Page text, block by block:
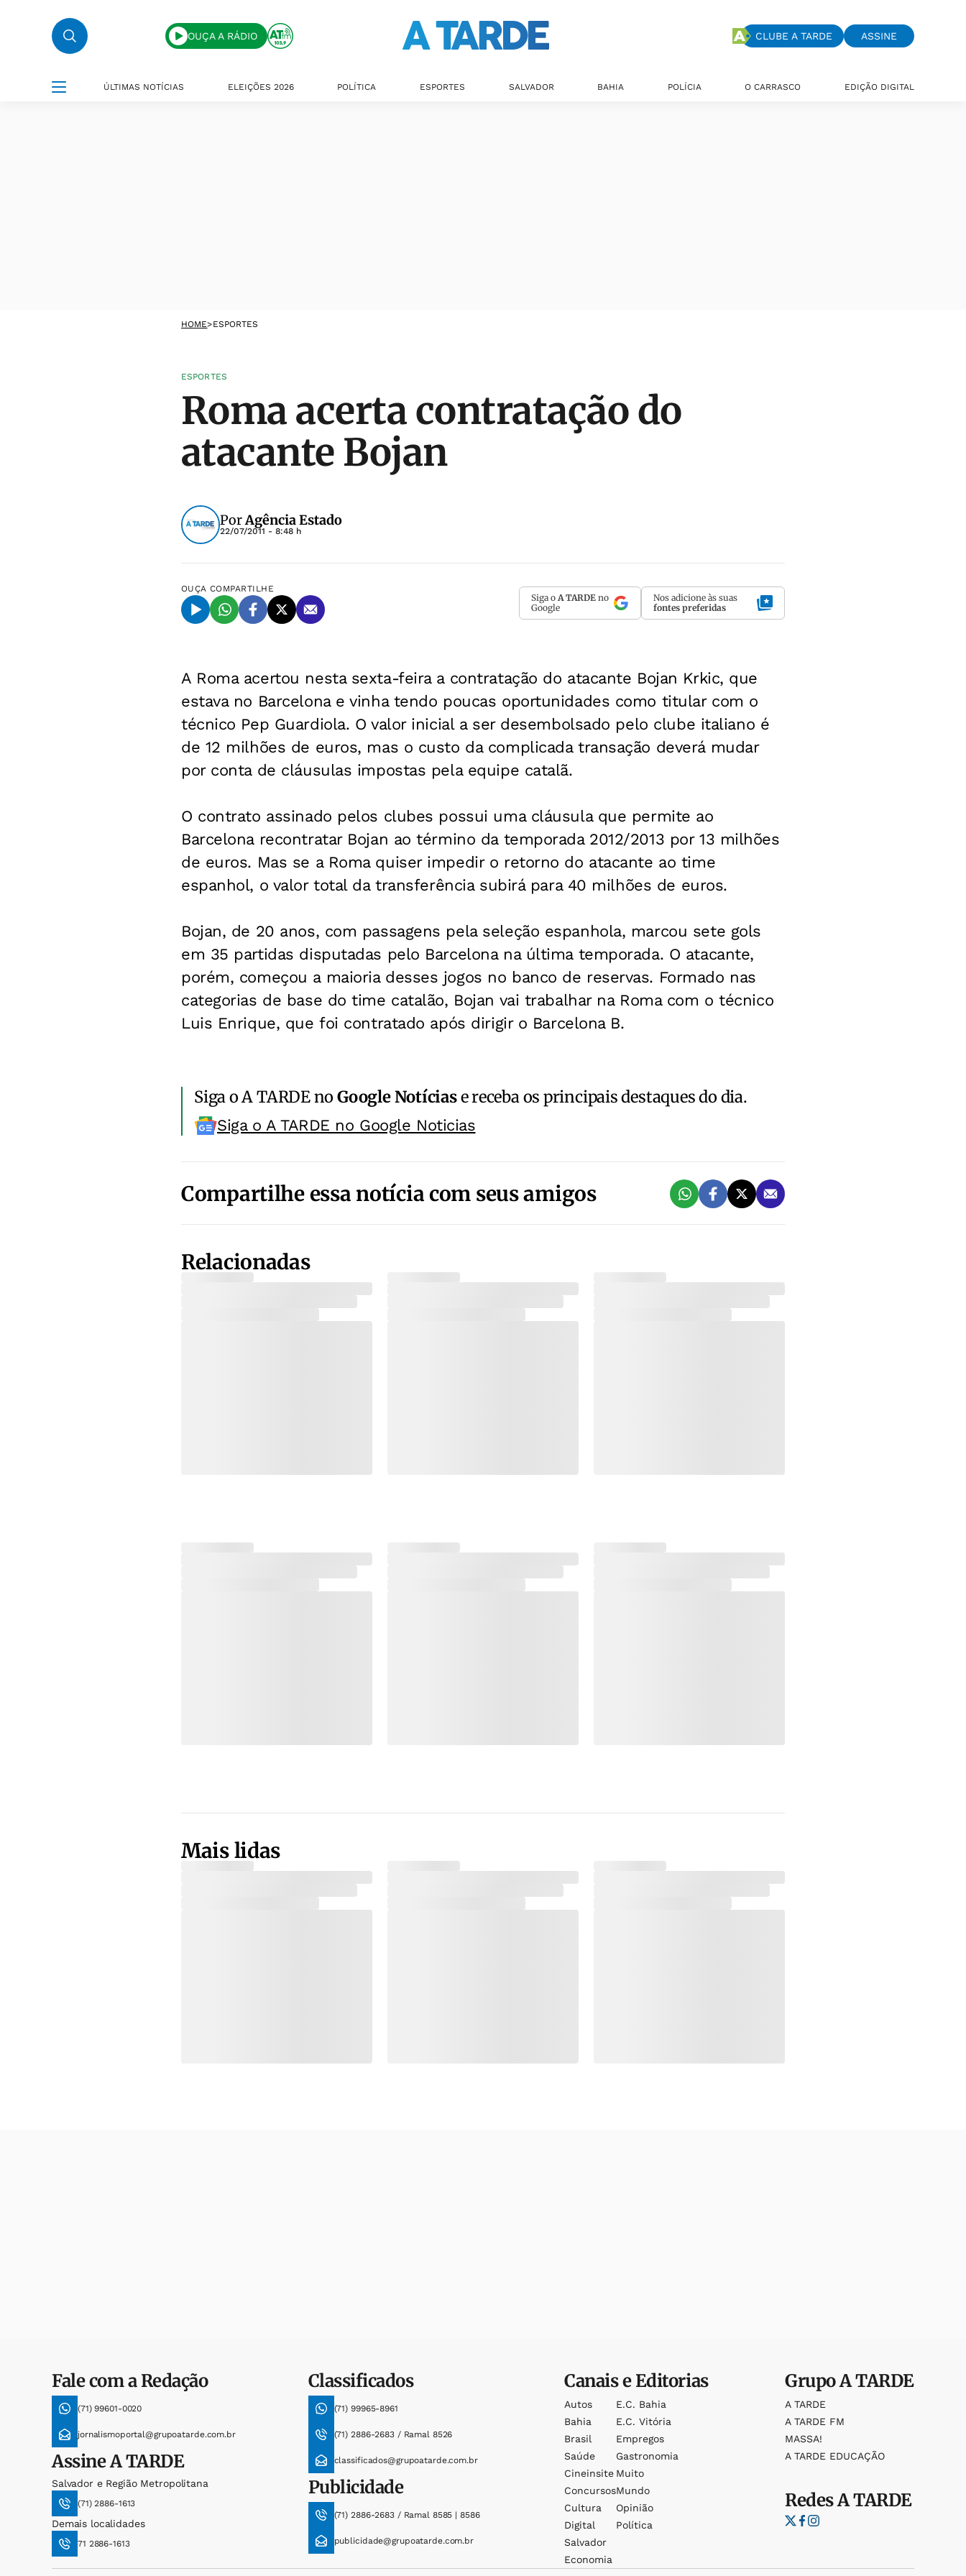
OUÇA A RÁDIO CLUBE A TARDE ASSINE
ÚLTIMAS NOTÍCIAS ELEIÇÕES 2026 POLÍTICA ESPORTES SALVADOR BAHIA POLÍCIA O CARRASCO EDIÇÃO DIGITAL
HOME>ESPORTES
ESPORTES
Roma acerta contratação do
atacante Bojan
PorAgência Estado
22/07/2011 - 8:48 h
OUÇA COMPARTILHE
Siga o A TARDE no
Google
Nos adicione às suas
fontes preferidas
A Roma acertou nesta sexta-feira a contratação do atacante Bojan Krkic, que
estava no Barcelona e vinha tendo poucas oportunidades como titular com o
técnico Pep Guardiola. O valor inicial a ser desembolsado pelo clube italiano é
de 12 milhões de euros, mas o custo da complicada transação deverá mudar
por conta de cláusulas impostas pela equipe catalã.
O contrato assinado pelos clubes possui uma cláusula que permite ao
Barcelona recontratar Bojan ao término da temporada 2012/2013 por 13 milhões
de euros. Mas se a Roma quiser impedir o retorno do atacante ao time
espanhol, o valor total da transferência subirá para 40 milhões de euros.
Bojan, de 20 anos, com passagens pela seleção espanhola, marcou sete gols
em 35 partidas disputadas pelo Barcelona na última temporada. O atacante,
porém, começou a maioria desses jogos no banco de reservas. Formado nas
categorias de base do time catalão, Bojan vai trabalhar na Roma com o técnico
Luis Enrique, que foi contratado após dirigir o Barcelona B.
Siga o A TARDE noGoogle Notíciase receba os principais destaques do dia.
Siga o A TARDE no Google Noticias
Compartilhe essa notícia com seus amigos
Relacionadas
Mais lidas
Fale com a Redação
(71) 99601-0020
jornalismoportal@grupoatarde.com.br
AssineA TARDE
Salvador e Região Metropolitana
(71) 2886-1613
Demais localidades
71 2886-1613
Classificados
(71) 99965-8961
(71) 2886-2683 / Ramal 8526
classificados@grupoatarde.com.br
Publicidade
(71) 2886-2683 / Ramal 8585 | 8586
publicidade@grupoatarde.com.br
Canais e Editorias
Autos
Bahia
Brasil
Saúde
Cineinsite
Concursos
Cultura
Digital
Salvador
Economia
E.c. Bahia
E.c. Vitória
Empregos
Gastronomia
Muito
Mundo
Opinião
Política
GrupoA TARDE
A TARDE
A TARDE FM
MASSA!
A TARDE EDUCAÇÃO
RedesA TARDE